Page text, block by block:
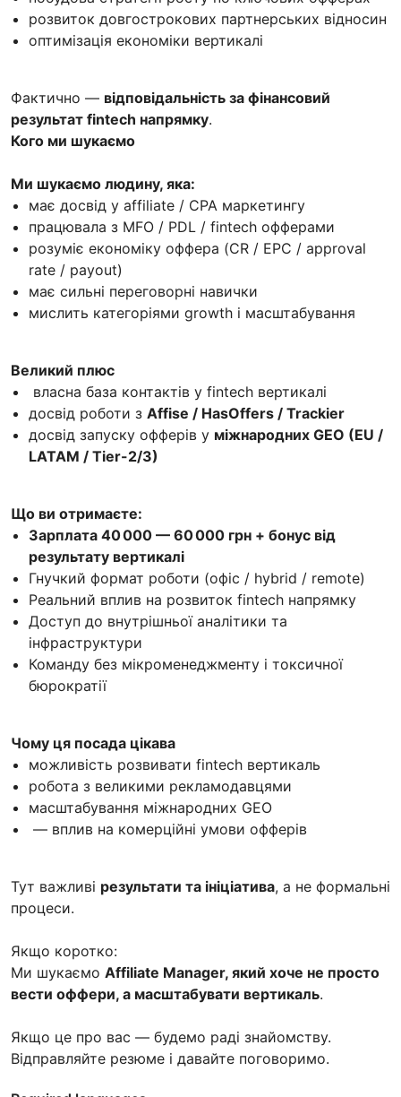
розвиток довгострокових партнерських відносин
оптимізація економіки вертикалі
Фактично — відповідальність за фінансовий
результат fintech напрямку.
Кого ми шукаємо
Ми шукаємо людину, яка:
має досвід у affiliate / CPA маркетингу
працювала з MFO / PDL / fintech офферами
розуміє економіку оффера (CR / EPC / approval
rate / payout)
має сильні переговорні навички
мислить категоріями growth і масштабування
Великий плюс
власна база контактів у fintech вертикалі
досвід роботи з Affise / HasOffers / Trackier
досвід запуску офферів у міжнародних GEO (EU /
LATAM / Tier-2/3)
Що ви отримаєте:
Зарплата 40 000 — 60 000 грн + бонус від
результату вертикалі
Гнучкий формат роботи (офіс / hybrid / remote)
Реальний вплив на розвиток fintech напрямку
Доступ до внутрішньої аналітики та
інфраструктури
Команду без мікроменеджменту і токсичної
бюрократії
Чому ця посада цікава
можливість розвивати fintech вертикаль
робота з великими рекламодавцями
масштабування міжнародних GEO
— вплив на комерційні умови офферів
Тут важливі результати та ініціатива, а не формальні
процеси.
Якщо коротко:
Ми шукаємо Affiliate Manager, який хоче не просто
вести оффери, а масштабувати вертикаль.
Якщо це про вас — будемо раді знайомству.
Відправляйте резюме і давайте поговоримо.